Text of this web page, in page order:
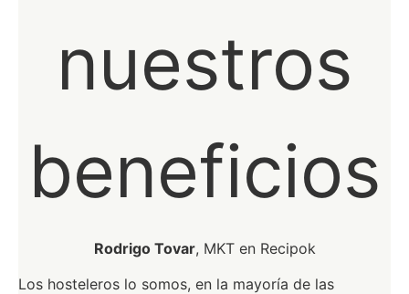
nuestros
beneficios
Rodrigo Tovar, MKT en Recipok
Los hosteleros lo somos, en la mayoría de las